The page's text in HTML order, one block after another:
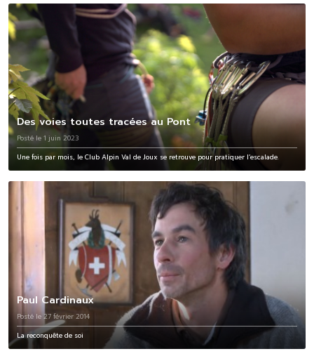
Des voies toutes tracées au Pont
Posté le 1 juin 2023
Une fois par mois, le Club Alpin Val de Joux se retrouve pour pratiquer l’escalade.
Paul Cardinaux
Posté le 27 février 2014
La reconquête de soi